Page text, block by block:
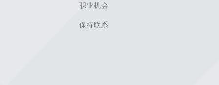
职业机会
保持联系